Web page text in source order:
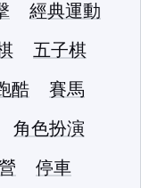
經典運動
五子棋
酷
賽馬
角色扮演
停車